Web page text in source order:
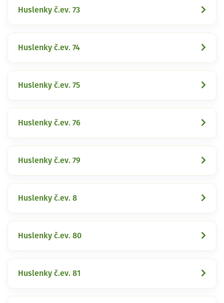
Huslenky č.ev. 73
Huslenky č.ev. 74
Huslenky č.ev. 75
Huslenky č.ev. 76
Huslenky č.ev. 79
Huslenky č.ev. 8
Huslenky č.ev. 80
Huslenky č.ev. 81